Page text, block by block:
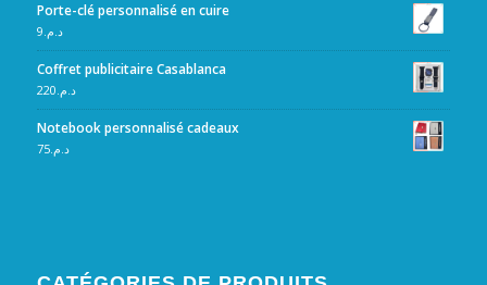
Porte-clé personnalisé en cuire
د.م.9
Coffret publicitaire Casablanca
د.م.220
Notebook personnalisé cadeaux
د.م.75